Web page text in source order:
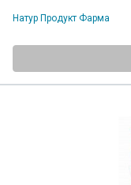
Натур Продукт Фарма